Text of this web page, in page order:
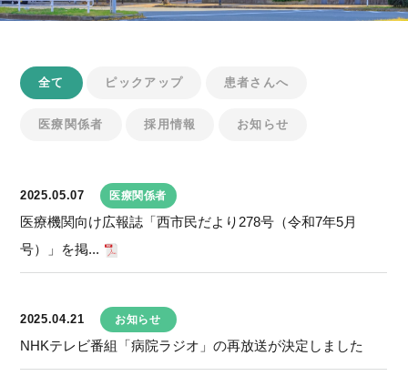
全て ピックアップ 患者さんへ
医療関係者 採用情報 お知らせ
2025.05.07 医療関係者
医療機関向け広報誌「西市民だより278号（令和7年5月
号）」を掲...
2025.04.21 お知らせ
NHKテレビ番組「病院ラジオ」の再放送が決定しました